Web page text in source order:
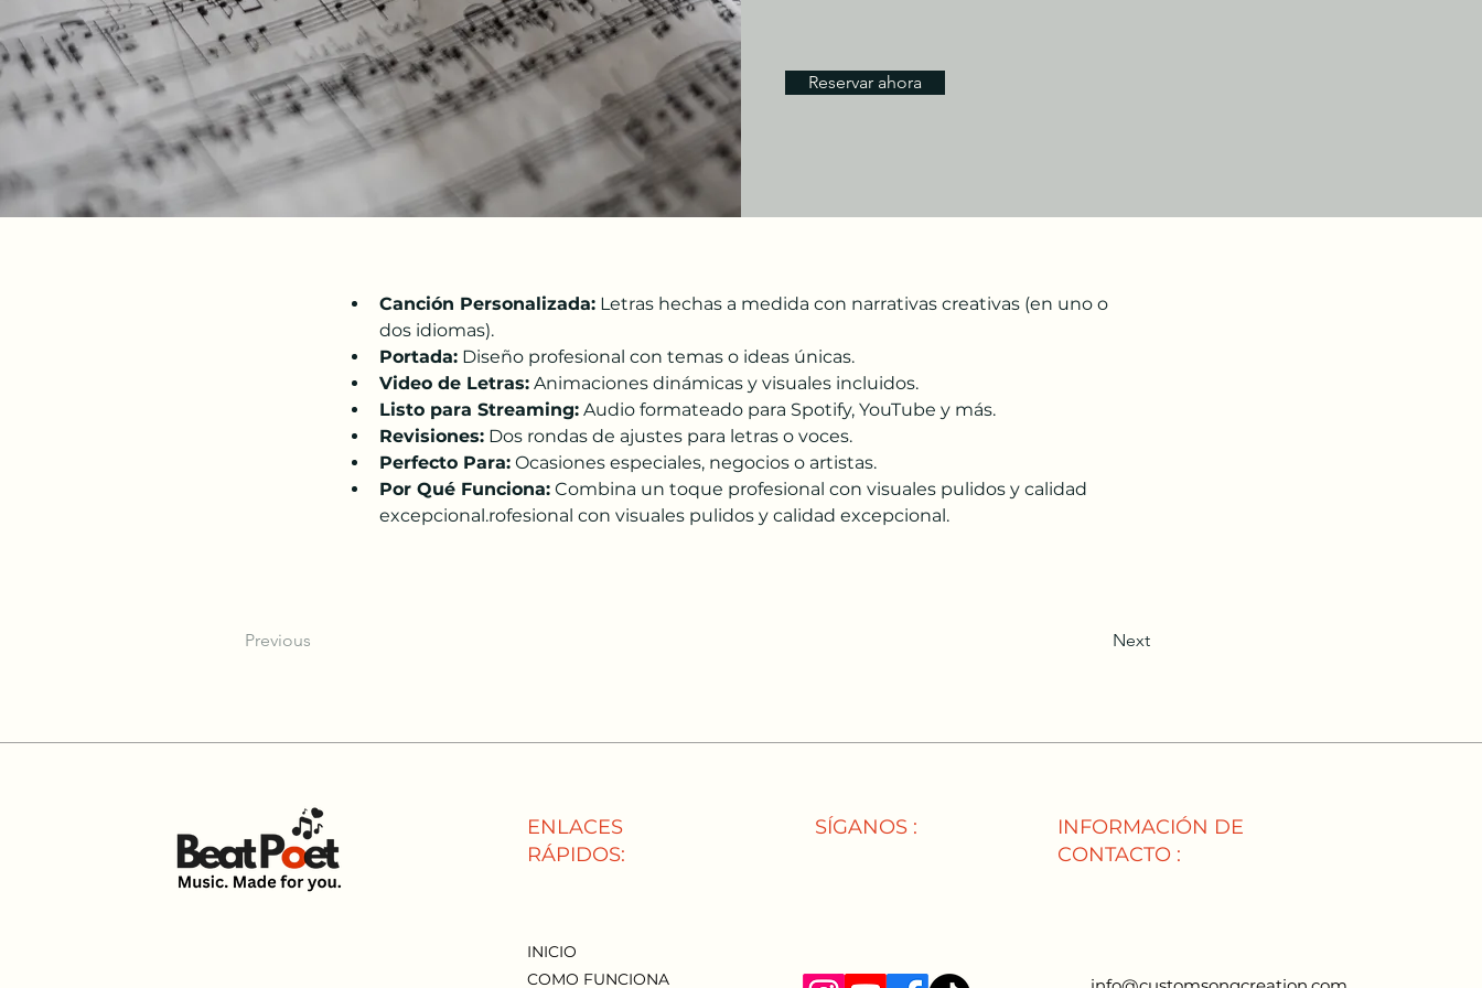
Reservar ahora
Canción Personalizada: Letras hechas a medida con narrativas creativas (en uno o
dos idiomas).
Portada: Diseño profesional con temas o ideas únicas.
Video de Letras: Animaciones dinámicas y visuales incluidos.
Listo para Streaming: Audio formateado para Spotify, YouTube y más.
Revisiones: Dos rondas de ajustes para letras o voces.
Perfecto Para: Ocasiones especiales, negocios o artistas.
Por Qué Funciona: Combina un toque profesional con visuales pulidos y calidad
excepcional.rofesional con visuales pulidos y calidad excepcional.
Previous Next
ENLACES
RÁPIDOS:
SÍGANOS :
INFORMACIÓN DE
CONTACTO :
INICIO
COMO FUNCIONA